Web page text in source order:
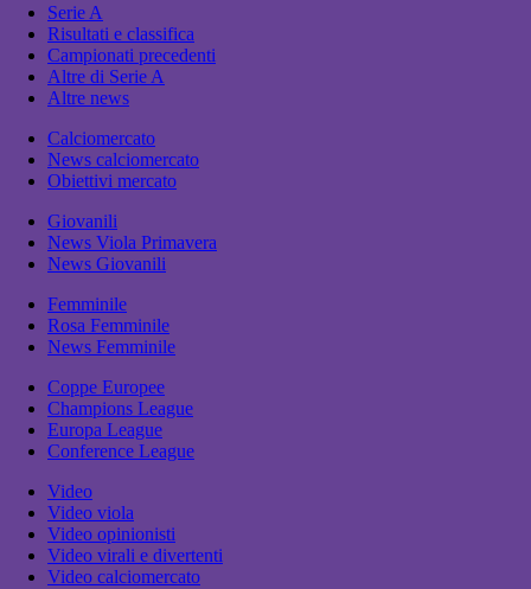
Serie A
Risultati e classifica
Campionati precedenti
Altre di Serie A
Altre news
Calciomercato
News calciomercato
Obiettivi mercato
Giovanili
News Viola Primavera
News Giovanili
Femminile
Rosa Femminile
News Femminile
Coppe Europee
Champions League
Europa League
Conference League
Video
Video viola
Video opinionisti
Video virali e divertenti
Video calciomercato